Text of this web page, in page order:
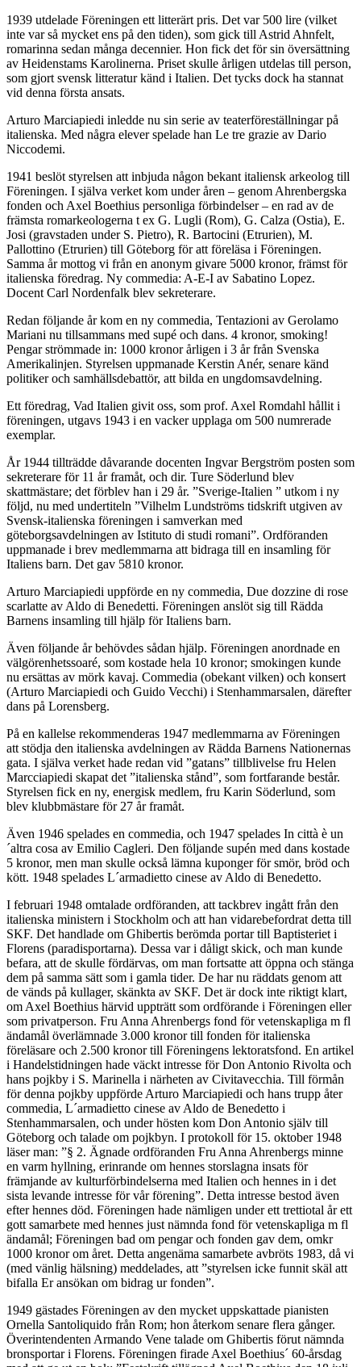
1939 utdelade Föreningen ett litterärt pris. Det var 500 lire (vilket
inte var så mycket ens på den tiden), som gick till Astrid Ahnfelt,
romarinna sedan många decennier. Hon fick det för sin översättning
av Heidenstams Karolinerna. Priset skulle årligen utdelas till person,
som gjort svensk litteratur känd i Italien. Det tycks dock ha stannat
vid denna första ansats.
Arturo Marciapiedi inledde nu sin serie av teaterföreställningar på
italienska. Med några elever spelade han Le tre grazie av Dario
Niccodemi.
1941 beslöt styrelsen att inbjuda någon bekant italiensk arkeolog till
Föreningen. I själva verket kom under åren – genom Ahrenbergska
fonden och Axel Boethius personliga förbindelser – en rad av de
främsta romarkeologerna t ex G. Lugli (Rom), G. Calza (Ostia), E.
Josi (gravstaden under S. Pietro), R. Bartocini (Etrurien), M.
Pallottino (Etrurien) till Göteborg för att föreläsa i Föreningen.
Samma år mottog vi från en anonym givare 5000 kronor, främst för
italienska föredrag. Ny commedia: A-E-I av Sabatino Lopez.
Docent Carl Nordenfalk blev sekreterare.
Redan följande år kom en ny commedia, Tentazioni av Gerolamo
Mariani nu tillsammans med supé och dans. 4 kronor, smoking!
Pengar strömmade in: 1000 kronor årligen i 3 år från Svenska
Amerikalinjen. Styrelsen uppmanade Kerstin Anér, senare känd
politiker och samhällsdebattör, att bilda en ungdomsavdelning.
Ett föredrag, Vad Italien givit oss, som prof. Axel Romdahl hållit i
föreningen, utgavs 1943 i en vacker upplaga om 500 numrerade
exemplar.
År 1944 tillträdde dåvarande docenten Ingvar Bergström posten som
sekreterare för 11 år framåt, och dir. Ture Söderlund blev
skattmästare; det förblev han i 29 år. ”Sverige-Italien ” utkom i ny
följd, nu med undertiteln ”Vilhelm Lundströms tidskrift utgiven av
Svensk-italienska föreningen i samverkan med
göteborgsavdelningen av Istituto di studi romani”. Ordföranden
uppmanade i brev medlemmarna att bidraga till en insamling för
Italiens barn. Det gav 5810 kronor.
Arturo Marciapiedi uppförde en ny commedia, Due dozzine di rose
scarlatte av Aldo di Benedetti. Föreningen anslöt sig till Rädda
Barnens insamling till hjälp för Italiens barn.
Även följande år behövdes sådan hjälp. Föreningen anordnade en
välgörenhetssoaré, som kostade hela 10 kronor; smokingen kunde
nu ersättas av mörk kavaj. Commedia (obekant vilken) och konsert
(Arturo Marciapiedi och Guido Vecchi) i Stenhammarsalen, därefter
dans på Lorensberg.
På en kallelse rekommenderas 1947 medlemmarna av Föreningen
att stödja den italienska avdelningen av Rädda Barnens Nationernas
gata. I själva verket hade redan vid ”gatans” tillblivelse fru Helen
Marcciapiedi skapat det ”italienska stånd”, som fortfarande består.
Styrelsen fick en ny, energisk medlem, fru Karin Söderlund, som
blev klubbmästare för 27 år framåt.
Även 1946 spelades en commedia, och 1947 spelades In città è un
´altra cosa av Emilio Cagleri. Den följande supén med dans kostade
5 kronor, men man skulle också lämna kuponger för smör, bröd och
kött. 1948 spelades L´armadietto cinese av Aldo di Benedetto.
I februari 1948 omtalade ordföranden, att tackbrev ingått från den
italienska ministern i Stockholm och att han vidarebefordrat detta till
SKF. Det handlade om Ghibertis berömda portar till Baptisteriet i
Florens (paradisportarna). Dessa var i dåligt skick, och man kunde
befara, att de skulle fördärvas, om man fortsatte att öppna och stänga
dem på samma sätt som i gamla tider. De har nu räddats genom att
de vänds på kullager, skänkta av SKF. Det är dock inte riktigt klart,
om Axel Boethius härvid uppträtt som ordförande i Föreningen eller
som privatperson. Fru Anna Ahrenbergs fond för vetenskapliga m fl
ändamål överlämnade 3.000 kronor till fonden för italienska
föreläsare och 2.500 kronor till Föreningens lektoratsfond. En artikel
i Handelstidningen hade väckt intresse för Don Antonio Rivolta och
hans pojkby i S. Marinella i närheten av Civitavecchia. Till förmån
för denna pojkby uppförde Arturo Marciapiedi och hans trupp åter
commedia, L´armadietto cinese av Aldo de Benedetto i
Stenhammarsalen, och under hösten kom Don Antonio själv till
Göteborg och talade om pojkbyn. I protokoll för 15. oktober 1948
läser man: ”§ 2. Ägnade ordföranden Fru Anna Ahrenbergs minne
en varm hyllning, erinrande om hennes storslagna insats för
främjande av kulturförbindelserna med Italien och hennes in i det
sista levande intresse för vår förening”. Detta intresse bestod även
efter hennes död. Föreningen hade nämligen under ett trettiotal år ett
gott samarbete med hennes just nämnda fond för vetenskapliga m fl
ändamål; Föreningen bad om pengar och fonden gav dem, omkr
1000 kronor om året. Detta angenäma samarbete avbröts 1983, då vi
(med vänlig hälsning) meddelades, att ”styrelsen icke funnit skäl att
bifalla Er ansökan om bidrag ur fonden”.
1949 gästades Föreningen av den mycket uppskattade pianisten
Ornella Santoliquido från Rom; hon återkom senare flera gånger.
Överintendenten Armando Vene talade om Ghibertis förut nämnda
bronsportar i Florens. Föreningen firade Axel Boethius´ 60-årsdag